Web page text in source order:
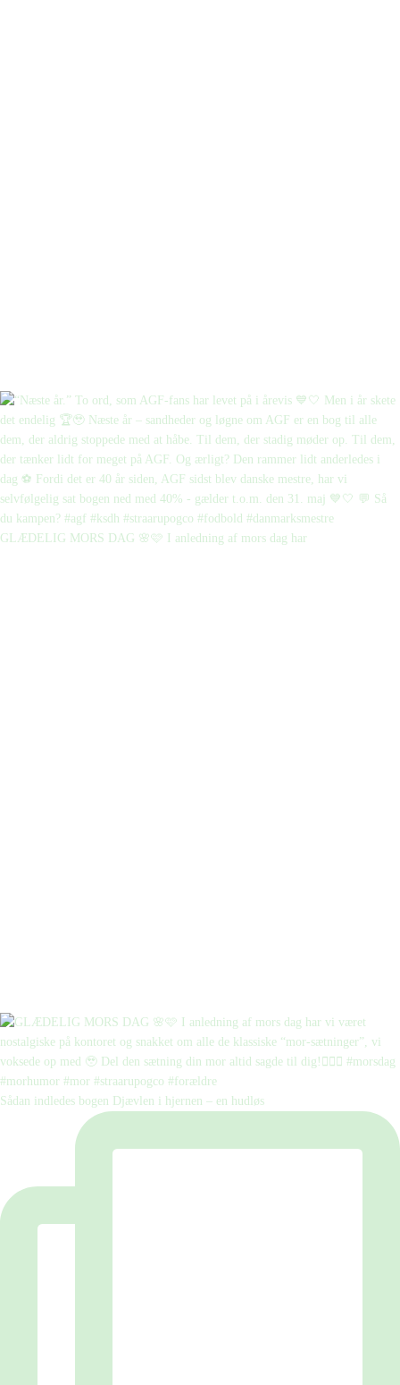
GLÆDELIG MORS DAG 🌸🩷 I anledning af mors dag har
Sådan indledes bogen Djævlen i hjernen – en hudløs